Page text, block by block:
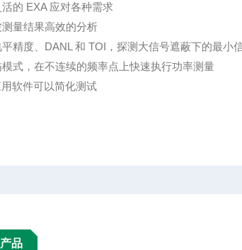
的 EXA 应对各种需求
量结果高效的分析
精度、DANL 和 TOI，探测大信号遮蔽下的最小
式，在不连续的频率点上快速执行功率测量
软件可以简化测试
品